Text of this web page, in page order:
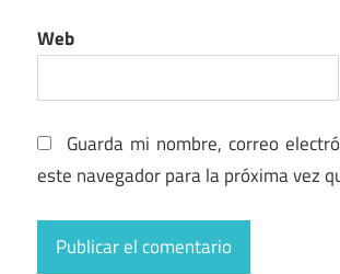
Web
Guarda mi nombre, correo
este navegador para la próxima vez